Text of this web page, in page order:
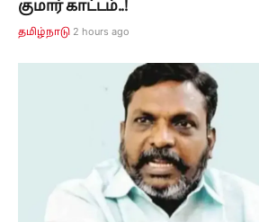
குமார் காட்டம்..!
தமிழ்நாடு 2 hours ago